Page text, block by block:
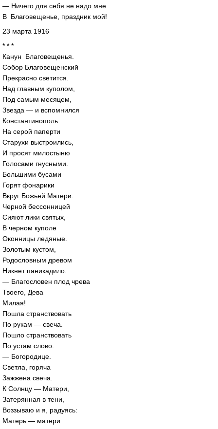
— Ничего для себя не надо мне
В Благовещенье, праздник мой!
23 марта 1916
* * *
Канун Благовещенья.
Собор Благовещенский
Прекрасно светится.
Над главным куполом,
Под самым месяцем,
Звезда — и вспомнился
Константинополь.
На серой паперти
Старухи выстроились,
И просят милостыню
Голосами гнусными.
Большими бусами
Горят фонарики
Вкруг Божьей Матери.
Черной бессонницей
Сияют лики святых,
В черном куполе
Оконницы ледяные.
Золотым кустом,
Родословным древом
Никнет паникадило.
— Благословен плод чрева
Твоего, Дева
Милая!
Пошла странствовать
По рукам — свеча.
Пошло странствовать
По устам слово:
— Богородице.
Светла, горяча
Зажжена свеча.
К Солнцу — Матери,
Затерянная в тени,
Воззываю и я, радуясь:
Матерь — матери